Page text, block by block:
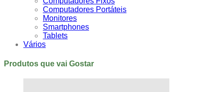
Computadores Portáteis
Monitores
Smartphones
Tablets
Vários
Produtos que vai Gostar